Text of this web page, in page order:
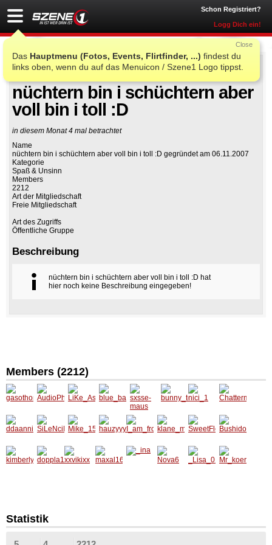
Schon Registriert?
Logg Dich ein!
Das Hauptmenu (Fotos, Events, Flirtfinder, ...) findest du
links oben, wenn du auf das Menuicon / Szene1 Logo tippst.
Close
Gruppe beitreten
Auf Facebook teilen
nüchtern bin i schüchtern aber
voll bin i toll :D
in diesem Monat 4 mal betrachtet
Name
nüchtern bin i schüchtern aber voll bin i toll :D gegründet am 06.11.2007
Kategorie
Spaß & Unsinn
Members
2212
Art der Mitgliedschaft
Freie Mitgliedschaft
Art des Zugriffs
Öffentliche Gruppe
Beschreibung
nüchtern bin i schüchtern aber voll bin i toll :D hat
hier noch keine Beschreibung eingegeben!
Members (2212)
gasoth
oma
AudioP
hile
LiKe_A
shLee
blue_ba
er_mau
sal002
sxsse-
maus
bunny_
teuferl
nici_1
Chatter
maus1
3
ddaanni
i01
SiLeNci
Ma
Mike_1
516
hauzyy
y__199
1
I_am_fr
om_Au
klane_
miChii
SweetFl
ower01
Bushid
o_88
Statistik